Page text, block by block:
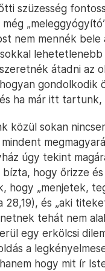
szüzesség
nem mennék
átadni az
gondolkodik
ha már itt tartunk,
közül sokan
mindent
úgy tekint
bízta, hogy őrizze
hogy „menjetek,
28,19), és „aki
tehát nem
egy erkölcsi
a
hogy mit ír